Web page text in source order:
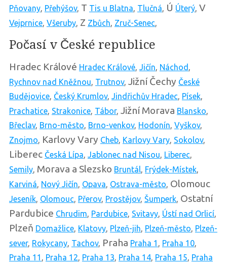
Pňovany, Přehýšov, T Tis u Blatna, Tlučná, Ú Úterý, V
Vejprnice, Všeruby, Z Zbůch, Zruč-Senec,
Počasí v České republice
Hradec Králové Hradec Králové, Jičín, Náchod ,
Rychnov nad Kněžnou, Trutnov, Jižní Čechy České
Budějovice, Český Krumlov, Jindřichův Hradec, Písek,
Prachatice, Strakonice, Tábor, Jižní Morava Blansko,
Břeclav, Brno-město, Brno-venkov, Hodonín, Vyškov,
Znojmo, Karlovy Vary Cheb, Karlovy Vary, Sokolov,
Liberec Česká Lípa, Jablonec nad Nisou, Liberec,
Semily, Morava a Slezsko Bruntál, Frýdek-Místek,
Karviná, Nový Jičín, Opava, Ostrava-město, Olomouc
Jeseník, Olomouc, Přerov, Prostějov, Šumperk, Ostatní
Pardubice Chrudim, Pardubice, Svitavy, Ústí nad Orlicí,
Plzeň Domažlice, Klatovy, Plzeň-jih, Plzeň-město, Plzeň-
sever, Rokycany, Tachov, Praha Praha 1 , Praha 10,
Praha 11 , Praha 12, Praha 13, Praha 14, Praha 15, Praha